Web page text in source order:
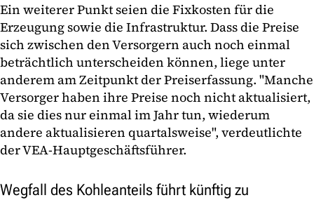
Ein weiterer Punkt seien die Fixkosten für die
Erzeugung sowie die Infrastruktur. Dass die Preise
sich zwischen den Versorgern auch noch einmal
beträchtlich unterscheiden können, liege unter
anderem am Zeitpunkt der Preiserfassung. "Manche
Versorger haben ihre Preise noch nicht aktualisiert,
da sie dies nur einmal im Jahr tun, wiederum
andere aktualisieren quartalsweise", verdeutlichte
der VEA-Hauptgeschäftsführer.
Wegfall des Kohleanteils führt künftig zu